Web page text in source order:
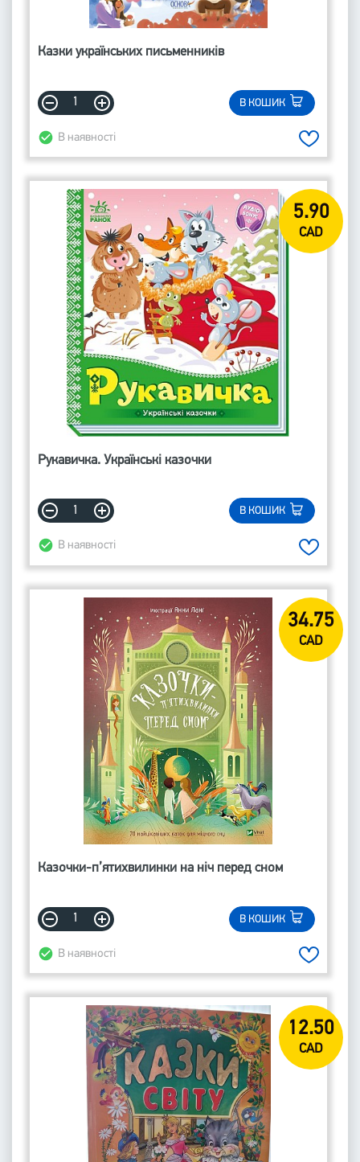
Казки українських письменників
В КОШИК
В наявності
5.90
CAD
Рукавичка. Українські казочки
В КОШИК
В наявності
34.75
CAD
Казочки-п’ятихвилинки на ніч перед сном
В КОШИК
В наявності
12.50
CAD